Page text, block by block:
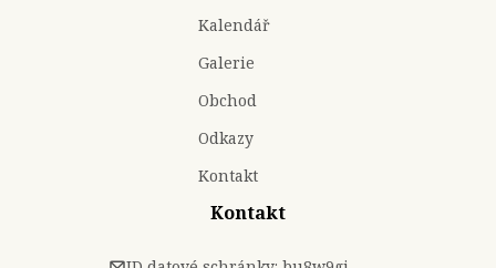
Kalendář
Galerie
Obchod
Odkazy
Kontakt
Kontakt